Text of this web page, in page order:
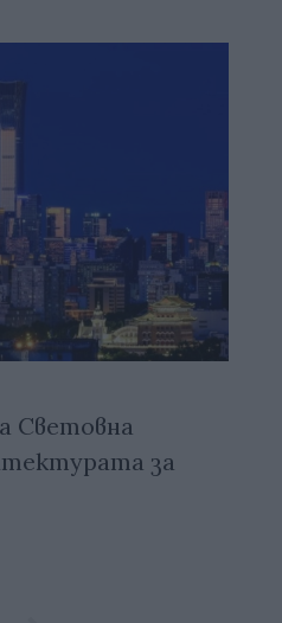
Световна
за